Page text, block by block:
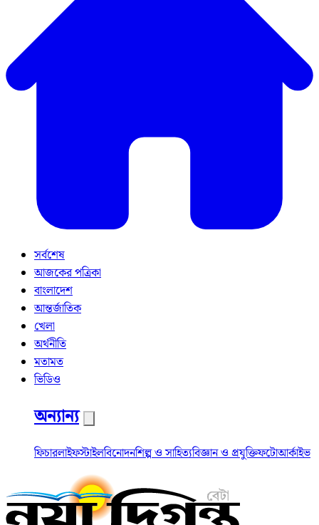
সর্বশেষ
আজকের পত্রিকা
বাংলাদেশ
আন্তর্জাতিক
খেলা
অর্থনীতি
মতামত
ভিডিও
অন্যান্য
ফিচারলাইফস্টাইলবিনোদনশিল্প ও সাহিত্যবিজ্ঞান ও প্রযুক্তিফটোআর্কাইভ